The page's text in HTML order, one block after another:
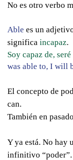
No es otro verbo
Able es un
significa incapaz.
Soy capaz de,
was able to, I will
El concepto de
can.
También en
Y ya está. No hay
infinitivo “poder”.